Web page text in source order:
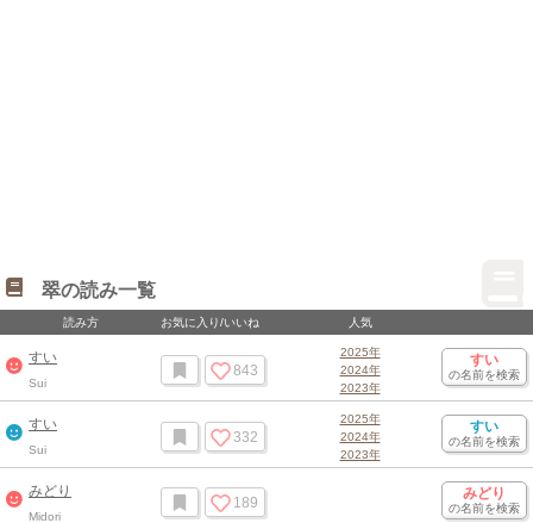
翠の読み一覧
読み方 お気に入り/いいね 人気
すい
Sui
843
2025年
2024年
2023年
すい
の名前を検索
すい
Sui
332
2025年
2024年
2023年
すい
の名前を検索
みどり
Midori
189
みどり
の名前を検索